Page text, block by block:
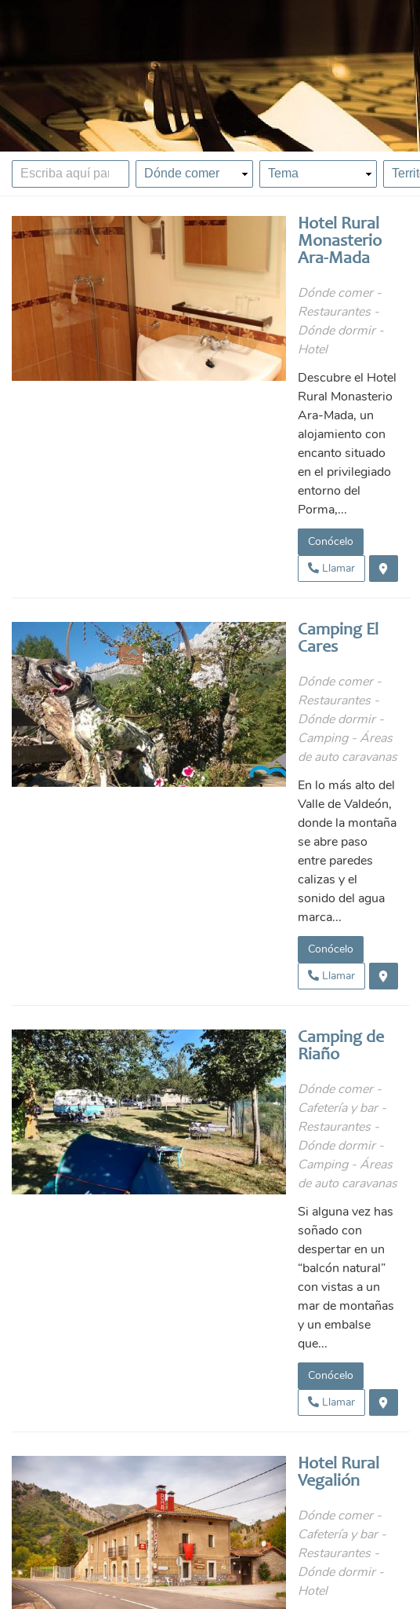
Hotel Rural
Monasterio
Ara-Mada
Dónde comer -
Restaurantes -
Dónde dormir -
Hotel
Descubre el Hotel
Rural Monasterio
Ara-Mada, un
alojamiento con
encanto situado
en el privilegiado
entorno del
Porma,...
Conócelo
Llamar
Camping El
Cares
Dónde comer -
Restaurantes -
Dónde dormir -
Camping - Áreas
de auto caravanas
En lo más alto del
Valle de Valdeón,
donde la montaña
se abre paso
entre paredes
calizas y el
sonido del agua
marca...
Conócelo
Llamar
Camping de
Riaño
Dónde comer -
Cafetería y bar -
Restaurantes -
Dónde dormir -
Camping - Áreas
de auto caravanas
Si alguna vez has
soñado con
despertar en un
“balcón natural”
con vistas a un
mar de montañas
y un embalse
que...
Conócelo
Llamar
Hotel Rural
Vegalión
Dónde comer -
Cafetería y bar -
Restaurantes -
Dónde dormir -
Hotel